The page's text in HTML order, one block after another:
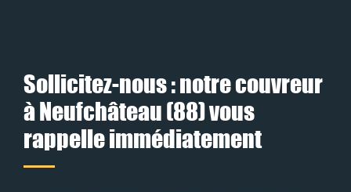
Sollicitez-nous : notre couvreur
à Neufchâteau (88) vous
rappelle immédiatement